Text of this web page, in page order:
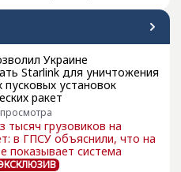
Украине
Starlink для уничтожения
пусковых установок
ракет
просмотра
тысяч грузовиков на
в ГПСУ объяснили, что на
показывает система